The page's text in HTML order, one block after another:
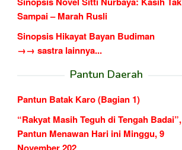
Sampai – Marah Rusli
Sinopsis Hikayat Bayan Budiman
→→ sastra lainnya...
Pantun Daerah
Pantun Batak Karo (Bagian 1)
“Rakyat Masih Teguh di Tengah Badai”,
Pantun Menawan Hari ini Minggu, 9